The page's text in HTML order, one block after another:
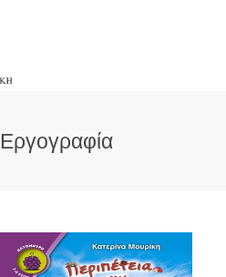
Εργογραφία